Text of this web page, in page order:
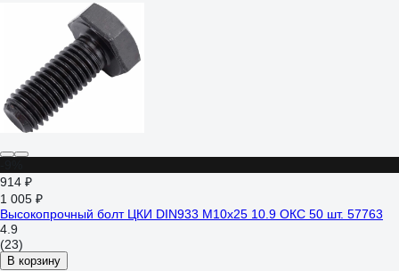
914 ₽
1 005 ₽
Высокопрочный болт ЦКИ DIN933 М10х25 10.9 ОКС 50 шт. 57763
4.9
(23)
В корзину